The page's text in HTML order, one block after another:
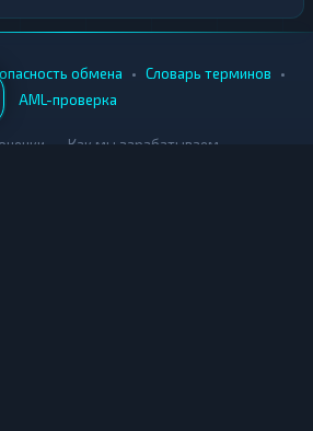
обмена • Словарь терминов •
AML-проверка
Как мы зарабатываем